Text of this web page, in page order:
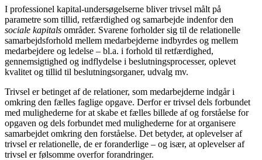
I professionel kapital-undersøgelserne bliver trivsel målt på
parametre som tillid, retfærdighed og samarbejde indenfor den
sociale kapitals områder. Svarene forholder sig til de relationelle
samarbejdsforhold mellem medarbejderne indbyrdes og mellem
medarbejdere og ledelse – bl.a. i forhold til retfærdighed,
gennemsigtighed og indflydelse i beslutningsprocesser, oplevet
kvalitet og tillid til beslutningsorganer, udvalg mv.
Trivsel er betinget af de relationer, som medarbejderne indgår i
omkring den fælles faglige opgave. Derfor er trivsel dels forbundet
med mulighederne for at skabe et fælles billede af og forståelse for
opgaven og dels forbundet med mulighederne for at organisere
samarbejdet omkring den forståelse. Det betyder, at oplevelser af
trivsel er relationelle, de er foranderlige – og især, at oplevelser af
trivsel er følsomme overfor forandringer.